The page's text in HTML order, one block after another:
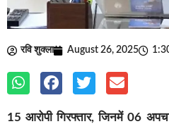
रवि शुक्ला August 26, 2025
15 आरोपी गिरफ्तार, जिनमें 06